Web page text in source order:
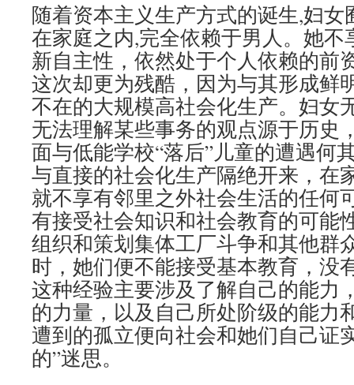
随着资本主义生产方式的诞生,妇女
在家庭之内,完全依赖于男人。她
新自主性，依然处于个人依赖的前
这次却更为残酷，因为与其形成鲜
不在的大规模高社会化生产。妇女
无法理解某些事务的观点源于历史
面与低能学校“落后”儿童的遭遇何
与直接的社会化生产隔绝开来，在
就不享有邻里之外社会生活的任何
有接受社会知识和社会教育的可能
组织和策划集体工厂斗争和其他群
时，她们便不能接受基本教育，没
这种经验主要涉及了解自己的能力
的力量，以及自己所处阶级的能力
遭到的孤立便向社会和她们自己证
的”迷思。